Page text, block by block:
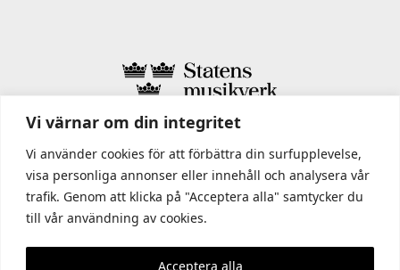
Vi värnar om din integritet
Vi använder cookies för att förbättra din surfupplevelse,
visa personliga annonser eller innehåll och analysera vår
trafik. Genom att klicka på "Acceptera alla" samtycker du
till vår användning av cookies.
Acceptera alla
I STATENS MUSIKVERK INGÅR